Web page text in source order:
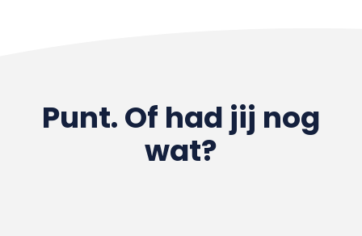
Punt. Of had jij nog
wat?